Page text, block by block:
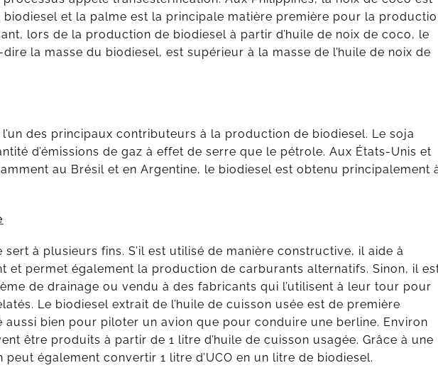
et la palme est la principale matière première pour la
lors de la production de biodiesel à partir d’huile de noix de coco, le
la masse du biodiesel, est supérieur à la masse de l’huile de noix de
des principaux contributeurs à la production de biodiesel. Le soja
d’émissions de gaz à effet de serre que le pétrole. Aux États-Unis et
au Brésil et en Argentine, le biodiesel est obtenu principalement
sert à plusieurs fins. S’il est utilisé de manière constructive, il aide à
et permet également la production de carburants alternatifs. Sinon, il
de drainage ou vendu à des fabricants qui l’utilisent à leur tour pour
Le biodiesel extrait de l’huile de cuisson usée est de première
bien pour piloter un avion que pour conduire une berline. Environ
être produits à partir de 1 litre d’huile de cuisson usagée. Grâce à une
également convertir 1 litre d’UCO en un litre de biodiesel.